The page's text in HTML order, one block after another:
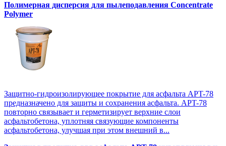
Полимерная дисперсия для пылеподавления Concentrate
Polymer
Защитно-гидроизолирующее покрытие для асфальта APT-78
предназначено для защиты и сохранения асфальта. APT-78
повторно связывает и герметизирует верхние слои
асфальтобетона, уплотняя связующие компоненты
асфальтобетона, улучшая при этом внешний в...